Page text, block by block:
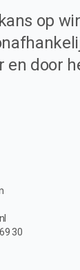
op
en door
30